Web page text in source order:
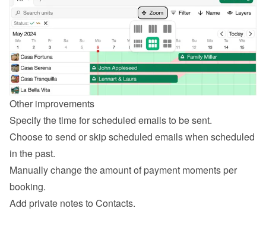
Other improvements
Specify the time for scheduled emails to be sent.
Choose to send or skip scheduled emails when scheduled
in the past.
Manually change the amount of payment moments per
booking.
Add private notes to Contacts.